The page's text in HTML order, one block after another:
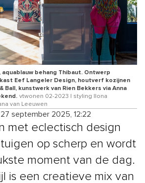
aquablauw behang Thibaut. Ontwerp
Eef Langeler Design, houtverf kozijnen
Ball, kunstwerk van Rien Bekkers via Anna
vtwonen 02-2023 | styling Ilona
van Leeuwen
27 september 2025, 12:22
met eclectisch design
op scherp en wordt
moment van de dag.
is een creatieve mix van